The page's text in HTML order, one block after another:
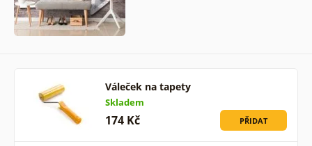
Váleček na tapety
Skladem
174 Kč PŘIDAT